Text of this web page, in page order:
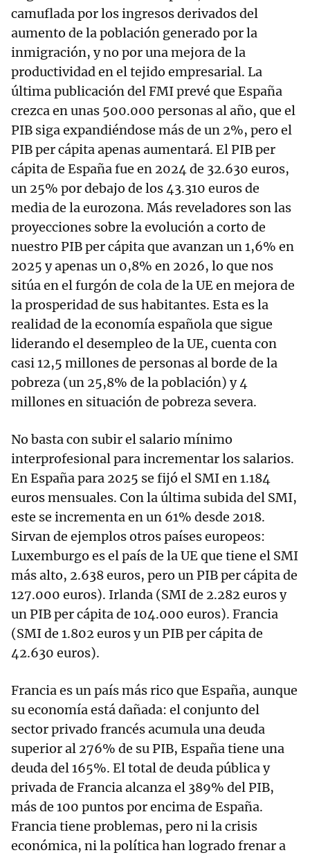
camuflada por los ingresos derivados del
aumento de la población generado por la
inmigración, y no por una mejora de la
productividad en el tejido empresarial. La
última publicación del FMI prevé que España
crezca en unas 500.000 personas al año, que el
PIB siga expandiéndose más de un 2%, pero el
PIB per cápita apenas aumentará. El PIB per
cápita de España fue en 2024 de 32.630 euros,
un 25% por debajo de los 43.310 euros de
media de la eurozona. Más reveladores son las
proyecciones sobre la evolución a corto de
nuestro PIB per cápita que avanzan un 1,6% en
2025 y apenas un 0,8% en 2026, lo que nos
sitúa en el furgón de cola de la UE en mejora de
la prosperidad de sus habitantes. Esta es la
realidad de la economía española que sigue
liderando el desempleo de la UE, cuenta con
casi 12,5 millones de personas al borde de la
pobreza (un 25,8% de la población) y 4
millones en situación de pobreza severa.
No basta con subir el salario mínimo
interprofesional para incrementar los salarios.
En España para 2025 se fijó el SMI en 1.184
euros mensuales. Con la última subida del SMI,
este se incrementa en un 61% desde 2018.
Sirvan de ejemplos otros países europeos:
Luxemburgo es el país de la UE que tiene el SMI
más alto, 2.638 euros, pero un PIB per cápita de
127.000 euros). Irlanda (SMI de 2.282 euros y
un PIB per cápita de 104.000 euros). Francia
(SMI de 1.802 euros y un PIB per cápita de
42.630 euros).
Francia es un país más rico que España, aunque
su economía está dañada: el conjunto del
sector privado francés acumula una deuda
superior al 276% de su PIB, España tiene una
deuda del 165%. El total de deuda pública y
privada de Francia alcanza el 389% del PIB,
más de 100 puntos por encima de España.
Francia tiene problemas, pero ni la crisis
económica, ni la política han logrado frenar a